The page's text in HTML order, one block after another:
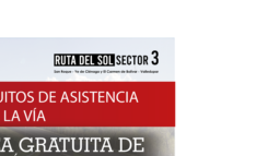
a
la
opinión
pública!